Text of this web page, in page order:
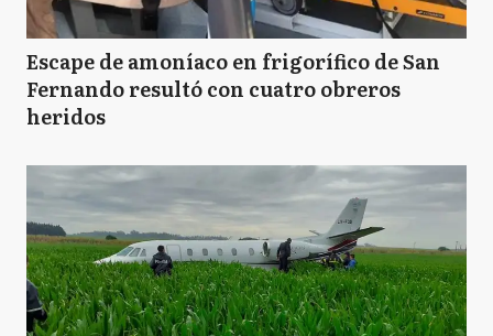
Escape de amoníaco en frigorífico de San
Fernando resultó con cuatro obreros
heridos